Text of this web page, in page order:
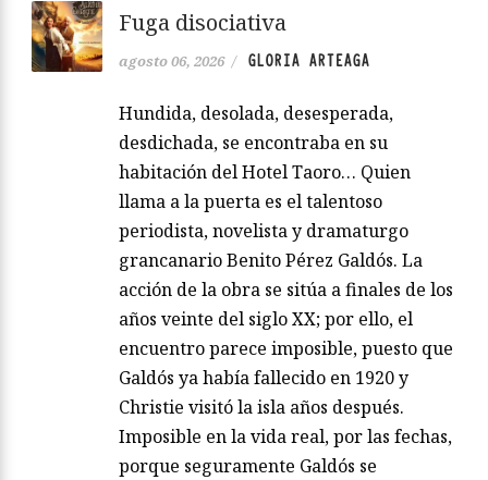
Fuga disociativa
agosto 06, 2026 / GLORIA ARTEAGA
Hundida, desolada, desesperada,
desdichada, se encontraba en su
habitación del Hotel Taoro… Quien
llama a la puerta es el talentoso
periodista, novelista y dramaturgo
grancanario Benito Pérez Galdós. La
acción de la obra se sitúa a finales de los
años veinte del siglo XX; por ello, el
encuentro parece imposible, puesto que
Galdós ya había fallecido en 1920 y
Christie visitó la isla años después.
Imposible en la vida real, por las fechas,
porque seguramente Galdós se